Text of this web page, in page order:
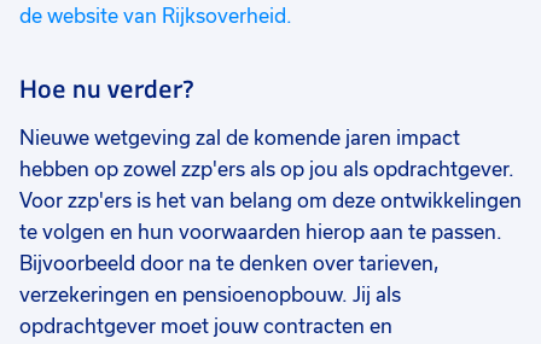
de website van Rijksoverheid.
Hoe nu verder?
Nieuwe wetgeving zal de komende jaren impact
hebben op zowel zzp'ers als op jou als opdrachtgever.
Voor zzp'ers is het van belang om deze ontwikkelingen
te volgen en hun voorwaarden hierop aan te passen.
Bijvoorbeeld door na te denken over tarieven,
verzekeringen en pensioenopbouw. Jij als
opdrachtgever moet jouw contracten en